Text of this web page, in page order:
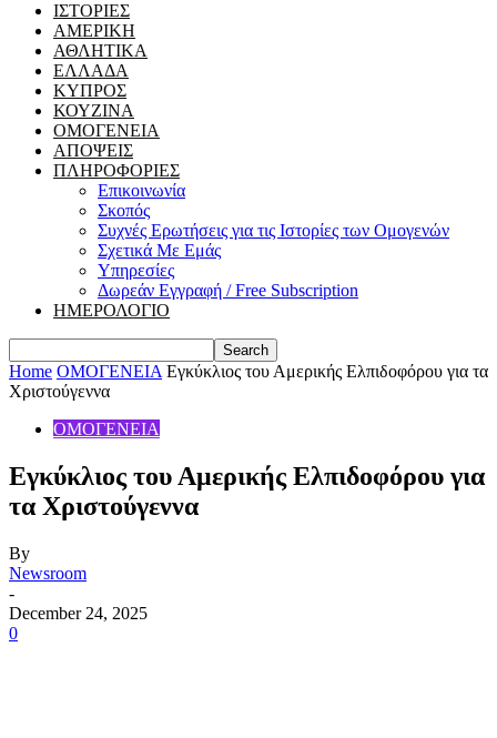
ΙΣΤΟΡΙΕΣ
ΑΜΕΡΙΚΗ
ΑΘΛΗΤΙΚΑ
ΕΛΛΑΔΑ
ΚΥΠΡΟΣ
ΚΟΥΖΙΝΑ
ΟΜΟΓΕΝΕΙΑ
ΑΠΟΨΕΙΣ
ΠΛΗΡΟΦΟΡΙΕΣ
Επικοινωνία
Σκοπός
Συχνές Ερωτήσεις για τις Ιστορίες των Ομογενών
Σχετικά Με Εμάς
Υπηρεσίες
Δωρεάν Εγγραφή / Free Subscription
ΗΜΕΡΟΛΟΓΙΟ
Home ΟΜΟΓΕΝΕΙΑ Εγκύκλιος του Αμερικής Ελπιδοφόρου για τα
Χριστούγεννα
ΟΜΟΓΕΝΕΙΑ
Εγκύκλιος του Αμερικής Ελπιδοφόρου για
τα Χριστούγεννα
By
Newsroom
-
December 24, 2025
0